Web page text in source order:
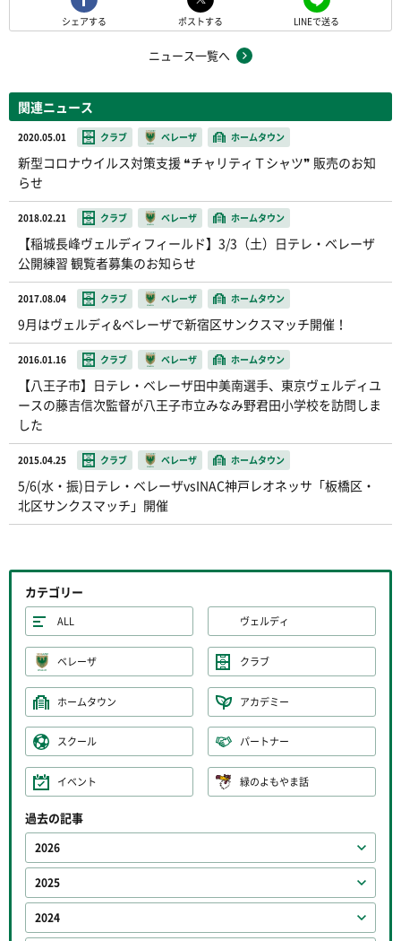
シェアする ポストする LINEで送る
ニュース一覧へ
関連ニュース
2020.05.01 クラブ ベレーザ ホームタウン
新型コロナウイルス対策支援 ❝チャリティＴシャツ❞ 販売のお知
らせ
2018.02.21 クラブ ベレーザ ホームタウン
【稲城長峰ヴェルディフィールド】3/3（土）日テレ・ベレーザ
公開練習 観覧者募集のお知らせ
2017.08.04 クラブ ベレーザ ホームタウン
9月はヴェルディ&ベレーザで新宿区サンクスマッチ開催！
2016.01.16 クラブ ベレーザ ホームタウン
【八王子市】日テレ・ベレーザ田中美南選手、東京ヴェルディユ
ースの藤吉信次監督が八王子市立みなみ野君田小学校を訪問しま
した
2015.04.25 クラブ ベレーザ ホームタウン
5/6(水・振)日テレ・ベレーザvsINAC神戸レオネッサ「板橋区・
北区サンクスマッチ」開催
カテゴリー
ALL ヴェルディ
ベレーザ クラブ
ホームタウン アカデミー
スクール パートナー
イベント 緑のよもやま話
過去の記事
2026
2025
2024